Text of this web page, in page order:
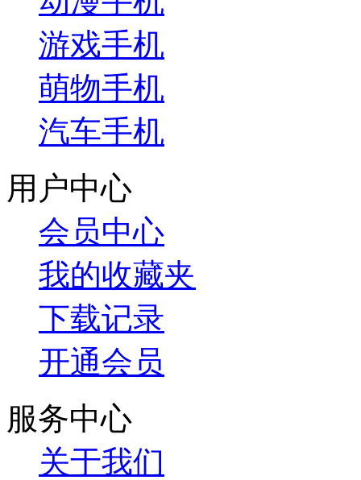
游戏手机
萌物手机
汽车手机
用户中心
会员中心
我的收藏夹
下载记录
开通会员
服务中心
关于我们